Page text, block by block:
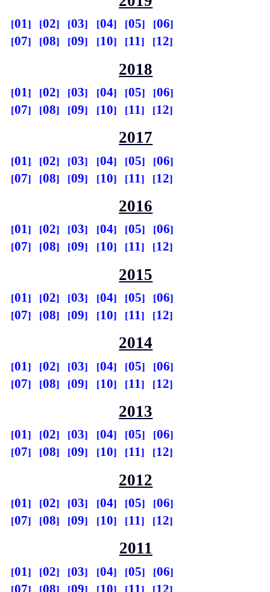
01 02 03 04 05
06
07
08 09 10 11 12
2018
01 02 03 04 05
06
07
08 09 10 11 12
2017
01 02 03 04 05
06
07
08 09 10 11 12
2016
01 02 03 04 05
06
07
08 09 10 11 12
2015
01 02 03 04 05
06
07
08 09 10 11 12
2014
01 02 03 04 05
06
07
08 09 10 11 12
2013
01 02 03 04 05
06
07
08 09 10 11 12
2012
01 02 03 04 05
06
07
08 09 10 11 12
2011
01 02 03 04 05
06
07
08 09 10 11 12